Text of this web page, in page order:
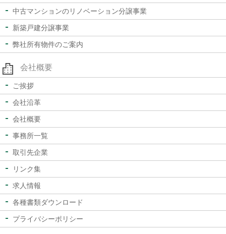
中古マンションのリノベーション分譲事業
新築戸建分譲事業
弊社所有物件のご案内
会社概要
ご挨拶
会社沿革
会社概要
事務所一覧
取引先企業
リンク集
求人情報
各種書類ダウンロード
プライバシーポリシー